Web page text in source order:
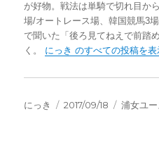
が好物。戦法は単騎で切れ目か
場/オートレース場、韓国競馬3
で聞いた「後ろ見てねえで前踏
く。 にっき のすべての投稿を表
投
にっき
投
2017/09/18
カ
浦女ユー